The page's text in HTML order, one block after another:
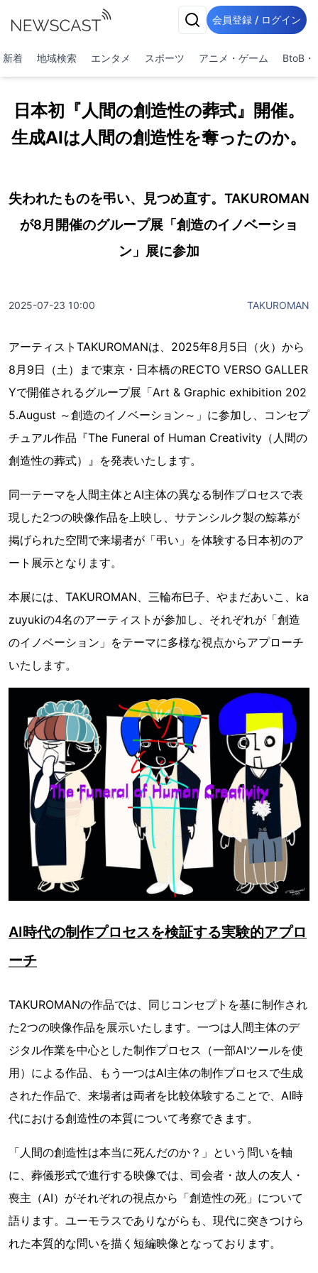
会員登録 / ログイン
新着 地域検索 エンタメ スポーツ アニメ・ゲーム BtoB・
日本初『人間の創造性の葬式』開催。
生成AIは人間の創造性を奪ったのか。
失われたものを弔い、見つめ直す。TAKUROMAN
が8月開催のグループ展「創造のイノベーショ
ン」展に参加
2025-07-23 10:00 TAKUROMAN
アーティストTAKUROMANは、2025年8月5日（火）から
8月9日（土）まで東京・日本橋のRECTO VERSO GALLER
Yで開催されるグループ展「Art & Graphic exhibition 202
5.August ～創造のイノベーション～」に参加し、コンセプ
チュアル作品『The Funeral of Human Creativity（人間の
創造性の葬式）』を発表いたします。
同一テーマを人間主体とAI主体の異なる制作プロセスで表
現した2つの映像作品を上映し、サテンシルク製の鯨幕が
掲げられた空間で来場者が「弔い」を体験する日本初のア
ート展示となります。
本展には、TAKUROMAN、三輪布巳子、やまだあいこ、ka
zuyukiの4名のアーティストが参加し、それぞれが「創造
のイノベーション」をテーマに多様な視点からアプローチ
いたします。
AI時代の制作プロセスを検証する実験的アプロ
ーチ
TAKUROMANの作品では、同じコンセプトを基に制作され
た2つの映像作品を展示いたします。一つは人間主体のデ
ジタル作業を中心とした制作プロセス（一部AIツールを使
用）による作品、もう一つはAI主体の制作プロセスで生成
された作品で、来場者は両者を比較体験することで、AI時
代における創造性の本質について考察できます。
「人間の創造性は本当に死んだのか？」という問いを軸
に、葬儀形式で進行する映像では、司会者・故人の友人・
喪主（AI）がそれぞれの視点から「創造性の死」について
語ります。ユーモラスでありながらも、現代に突きつけら
れた本質的な問いを描く短編映像となっております。